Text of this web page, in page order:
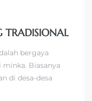
TRADISIONAL
bergaya
Biasanya
di desa-desa